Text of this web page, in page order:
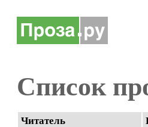
Список
Читатель